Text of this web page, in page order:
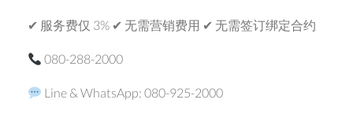
✔ 服务费仅 3% ✔ 无需营销费用 ✔ 无需签订绑定合约
080-288-2000
Line & WhatsApp: 080-925-2000